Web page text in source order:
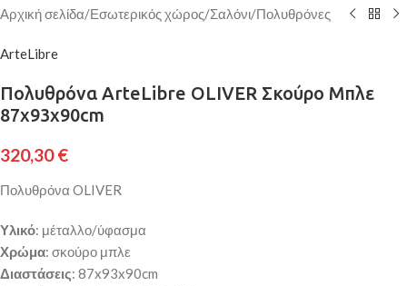
Αρχική σελίδα/Εσωτερικός χώρος/Σαλόνι/Πολυθρόνες
ArteLibre
Πολυθρόνα ArteLibre OLIVER Σκούρο Μπλε
87x93x90cm
320,30€
Πολυθρόνα OLIVER
Υλικό: μέταλλο/ύφασμα
Χρώμα: σκούρο μπλε
Διαστάσεις: 87x93x90cm